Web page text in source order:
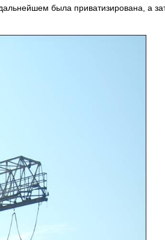
была приватизирована, а